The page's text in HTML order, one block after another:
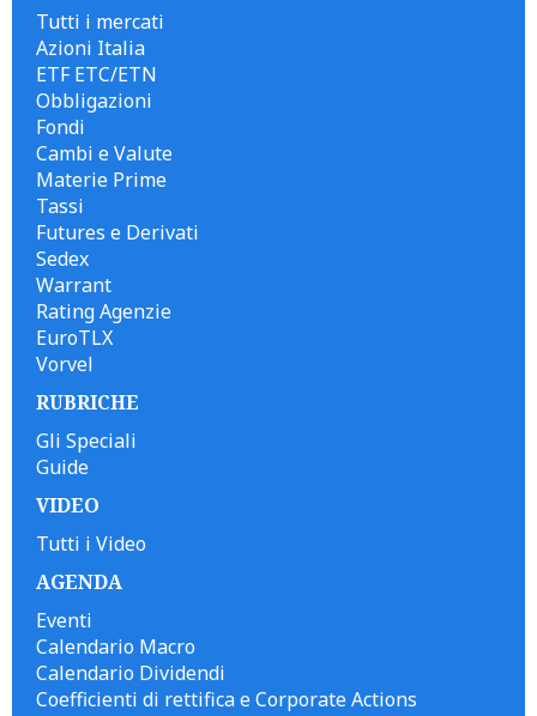
Tutti i mercati
Azioni Italia
ETF ETC/ETN
Obbligazioni
Fondi
Cambi e Valute
Materie Prime
Tassi
Futures e Derivati
Sedex
Warrant
Rating Agenzie
EuroTLX
Vorvel
RUBRICHE
Gli Speciali
Guide
VIDEO
Tutti i Video
AGENDA
Eventi
Calendario Macro
Calendario Dividendi
Coefficienti di rettifica e Corporate Actions